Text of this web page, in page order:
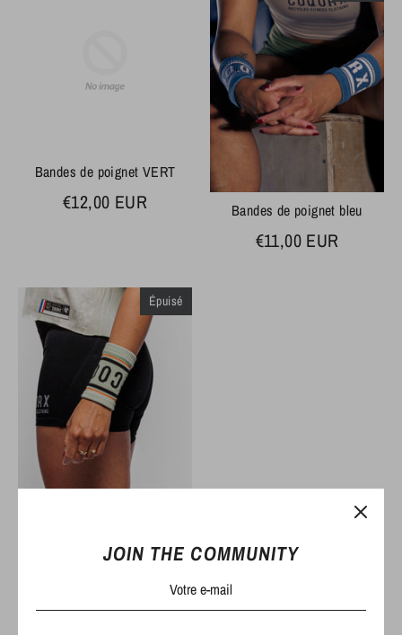
Bandes de poignet VERT
€12,00 EUR Bandes de poignet bleu
€11,00 EUR
€11,00 EUR
Épuisé
JOIN THE COMMUNITY